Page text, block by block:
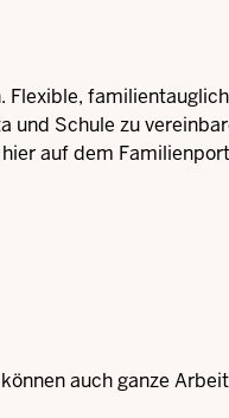
Flexible,
und Schule zu
auf dem
auch ganze